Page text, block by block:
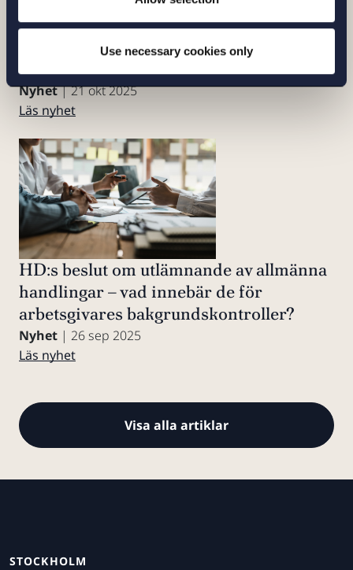
Use necessary cookies only
Nyhet| 21 okt 2025
5 tips om cookies: så säkerställer du
regelefterlevnad
Läs nyhet
Nyhet | 26 sep 2025
HD:s beslut om utlämnande av allmänna
handlingar – vad innebär de för
arbetsgivares bakgrundskontroller?
Läs nyhet
Visa alla artiklar
STOCKHOLM